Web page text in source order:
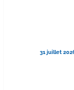
31 juillet